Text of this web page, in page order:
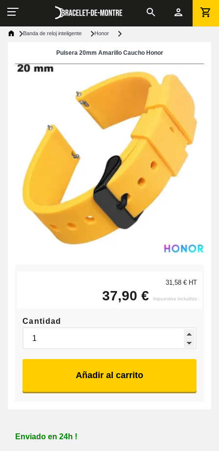
Banda de reloj inteligente Honor
Pulsera 20mm Amarillo Caucho Honor
31,58 € HT
37,90 € impuestos incluidos
Cantidad
Añadir al carrito
Enviado en 24h !